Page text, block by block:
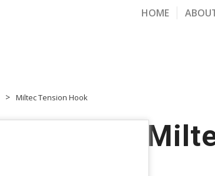
HOME
Miltec Tension Hook